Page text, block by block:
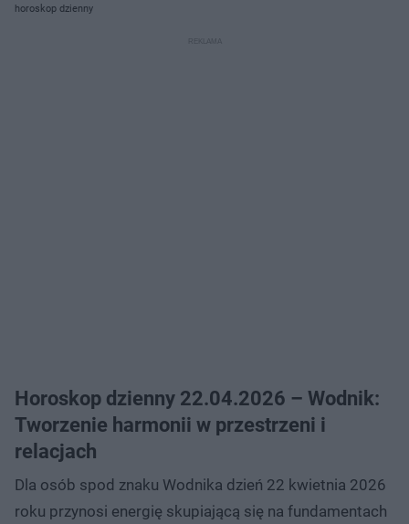
horoskop dzienny
Horoskop dzienny 22.04.2026 – Wodnik:
Tworzenie harmonii w przestrzeni i
relacjach
Dla osób spod znaku Wodnika dzień 22 kwietnia 2026
roku przynosi energię skupiającą się na fundamentach